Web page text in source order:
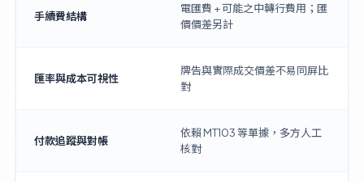
手續費結構
電匯費 + 可能之中轉行費用；匯
價價差另計
匯率與成本可視性
牌告與實際成交價差不易同屏比
對
付款追蹤與對帳
依賴 MT103 等單據，多方人工
核對